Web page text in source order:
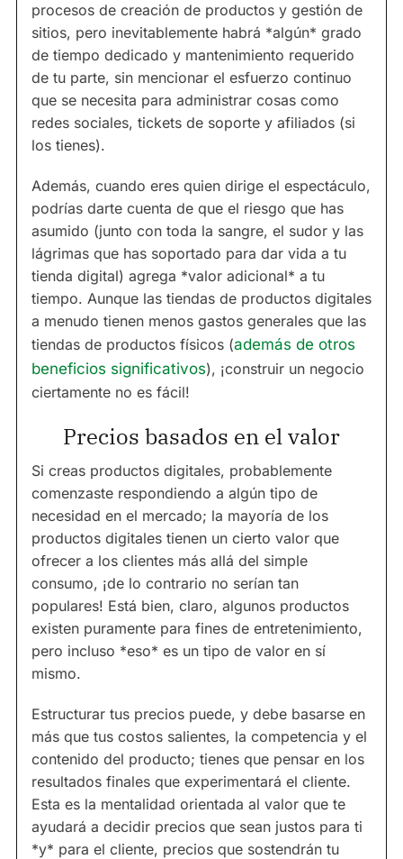
procesos de creación de productos y gestión de
sitios, pero inevitablemente habrá *algún* grado
de tiempo dedicado y mantenimiento requerido
de tu parte, sin mencionar el esfuerzo continuo
que se necesita para administrar cosas como
redes sociales, tickets de soporte y afiliados (si
los tienes).
Además, cuando eres quien dirige el espectáculo,
podrías darte cuenta de que el riesgo que has
asumido (junto con toda la sangre, el sudor y las
lágrimas que has soportado para dar vida a tu
tienda digital) agrega *valor adicional* a tu
tiempo. Aunque las tiendas de productos digitales
a menudo tienen menos gastos generales que las
tiendas de productos físicos (además de otros
beneficios significativos), ¡construir un negocio
ciertamente no es fácil!
Precios basados en el valor
Si creas productos digitales, probablemente
comenzaste respondiendo a algún tipo de
necesidad en el mercado; la mayoría de los
productos digitales tienen un cierto valor que
ofrecer a los clientes más allá del simple
consumo, ¡de lo contrario no serían tan
populares! Está bien, claro, algunos productos
existen puramente para fines de entretenimiento,
pero incluso *eso* es un tipo de valor en sí
mismo.
Estructurar tus precios puede, y debe basarse en
más que tus costos salientes, la competencia y el
contenido del producto; tienes que pensar en los
resultados finales que experimentará el cliente.
Esta es la mentalidad orientada al valor que te
ayudará a decidir precios que sean justos para ti
*y* para el cliente, precios que sostendrán tu